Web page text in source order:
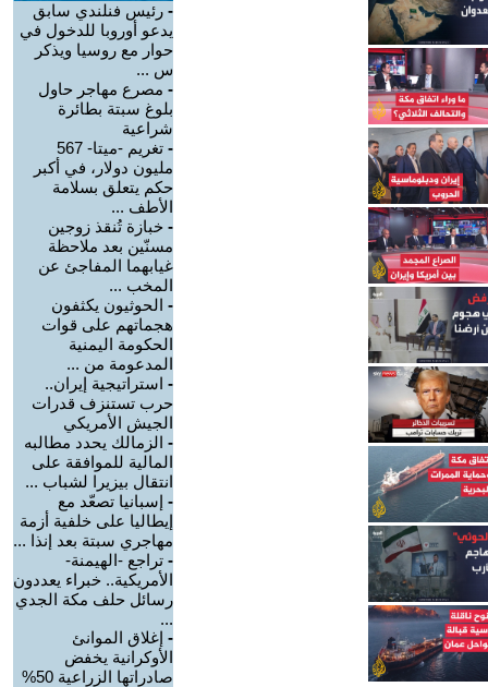
- رئيس فنلندي سابق
يدعو أوروبا للدخول في
حوار مع روسيا ويذكر
س ...
- مصرع مهاجر حاول
بلوغ سبتة بطائرة
شراعية
-
تغريم -ميتا- 567
مليون دولار، في أكبر
حكم يتعلق بسلامة
الأطف ...
- خبازة تُنقذ زوجين
مسنّين بعد ملاحظة
غيابهما المفاجئ عن
المخب ...
- الحوثيون يكثفون
هجماتهم على قوات
الحكومة اليمنية
المدعومة من ...
- استراتيجية إيران..
حرب تستنزف قدرات
الجيش الأمريكي
- الزمالك يحدد مطالبه
المالية للموافقة على
انتقال بيزيرا لشباب ...
- إسبانيا تصعّد مع
إيطاليا على خلفية أزمة
مهاجري سبتة بعد إنذا ...
- تراجع -الهيمنة-
الأمريكية.. خبراء يعددون
رسائل حلف مكة الجدي
...
- إغلاق الموانئ
الأوكرانية يخفض
صادراتها الزراعية 50%